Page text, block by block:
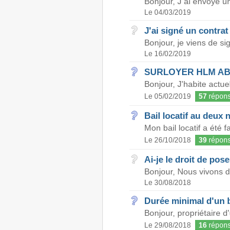
Le 04/03/2019
J'ai signé un
Bonjour, je viens de
Le 16/02/2019
SURLOYER HLM
Bonjour, J'habite
Le 05/02/2019 57
Bail locatif au deux
Mon bail locatif a été
Le 26/10/2018 39
Ai-je le droit de
Bonjour, Nous vivons
Le 30/08/2018
Durée minimal d'un
Bonjour, propriétaire
Le 29/08/2018 16